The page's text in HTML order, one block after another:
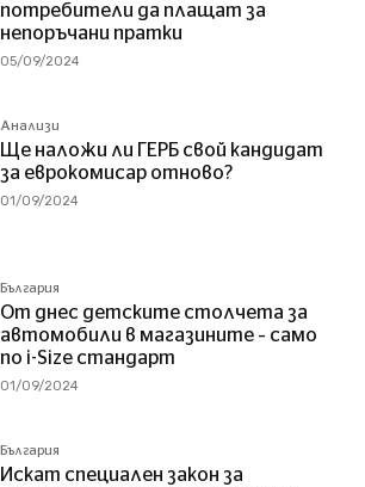
потребители да плащат за
непоръчани пратки
05/09/2024
Анализи
Ще наложи ли ГЕРБ свой кандидат
за еврокомисар отново?
01/09/2024
България
От днес детските столчета за
автомобили в магазините – само
по i-Size стандарт
01/09/2024
България
Искат специален закон за